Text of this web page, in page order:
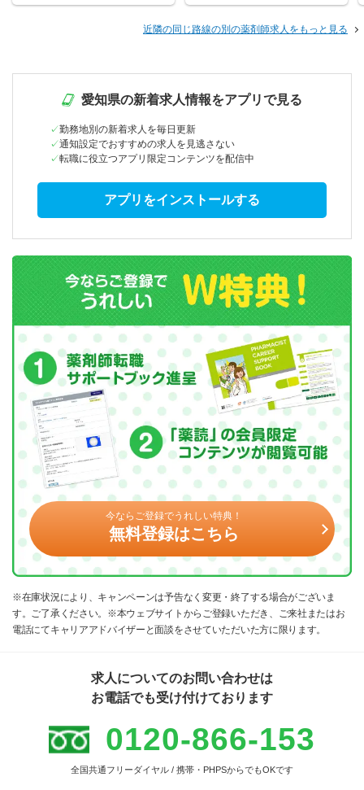
近隣の同じ路線の別の薬剤師求人をもっと見る
愛知県の新着求人情報をアプリで見る
勤務地別の新着求人を毎日更新
通知設定でおすすめの求人を見逃さない
転職に役立つアプリ限定コンテンツを配信中
アプリをインストールする
今ならご登録でうれしい特典！
無料登録はこちら
※在庫状況により、キャンペーンは予告なく変更・終了する場合がございま
す。ご了承ください。※本ウェブサイトからご登録いただき、ご来社またはお
電話にてキャリアアドバイザーと面談をさせていただいた方に限ります。
求人についてのお問い合わせは
お電話でも受け付けております
0120-866-153
全国共通フリーダイヤル / 携帯・PHPSからでもOKです